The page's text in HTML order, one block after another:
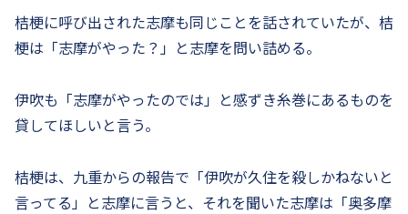
桔梗に呼び出された志摩も同じことを話されていたが、桔
梗は「志摩がやった？」と志摩を問い詰める。
伊吹も「志摩がやったのでは」と感ずき糸巻にあるものを
貸してほしいと言う。
桔梗は、九重からの報告で「伊吹が久住を殺しかねないと
言ってる」と志摩に言うと、それを聞いた志摩は「奥多摩